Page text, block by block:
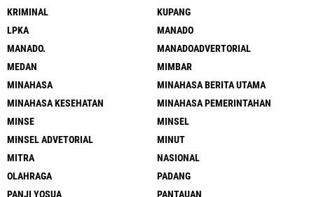
KRIMINAL
KUPANG
LPKA
MANADO
MANADO.
MANADOADVERTORIAL
MEDAN
MIMBAR
MINAHASA
MINAHASA BERITA UTAMA
MINAHASA KESEHATAN
MINAHASA PEMERINTAHAN
MINSE
MINSEL
MINSEL ADVETORIAL
MINUT
MITRA
NASIONAL
OLAHRAGA
PADANG
PANJI YOSUA
PANTAUAN